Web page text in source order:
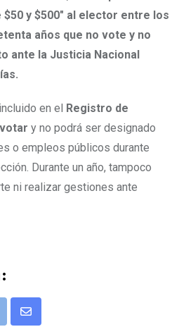
y $500″ al elector entre los
años que no vote y no
ante la Justicia Nacional
en el
Registro de
y no podrá ser designado
o empleos públicos durante
Durante un año, tampoco
ni realizar gestiones ante
Share